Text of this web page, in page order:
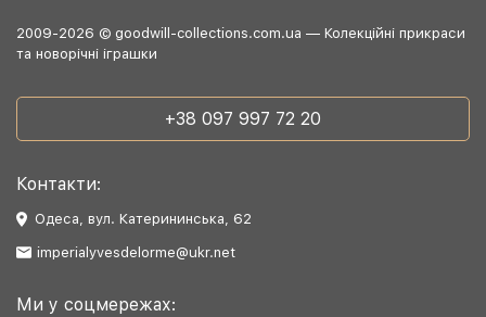
2009-2026 © goodwill-collections.com.ua — Колекційні прикраси
та новорічні іграшки
+38 097 997 72 20
Контакти:
Одеса, вул. Катерининська, 62
imperialyvesdelorme@ukr.net
Ми у соцмережах: